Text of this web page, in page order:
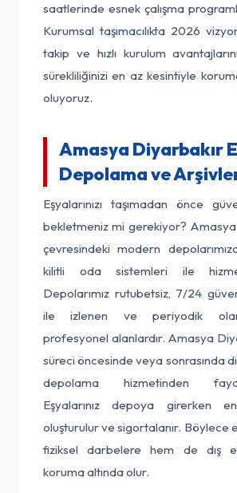
saatlerinde esnek çalışma
Kurumsal taşımacılıkta 2026
takip ve hızlı kurulum
sürekliliğinizi en az kesintiyle
oluyoruz.
Amasya Diyarbakır
Depolama ve
Eşyalarınızı taşımadan önce
bekletmeniz mi gerekiyor?
çevresindeki modern
kilitli oda sistemleri ile
Depolarımız rutubetsiz, 7/24
ile izlenen ve periyodik
profesyonel alanlardır. Amasya
süreci öncesinde veya sonrasında
depolama hizmetinden
Eşyalarınız depoya girerken
oluşturulur ve sigortalanır. Böylece
fiziksel darbelere hem de dış
koruma altında olur.